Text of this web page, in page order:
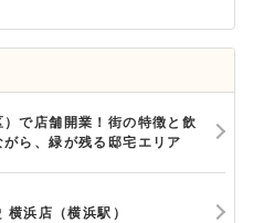
で店舗開業！街の特徴と飲
ら、緑が残る邸宅エリア
浜店（横浜駅）